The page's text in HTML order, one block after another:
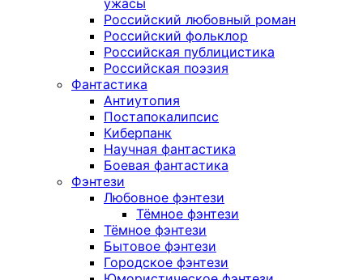
ужасы
Российский любовный роман
Российский фольклор
Российская публицистика
Российская поэзия
Фантастика
Антиутопия
Постапокалипсис
Киберпанк
Научная фантастика
Боевая фантастика
Фэнтези
Любовное фэнтези
Тёмное фэнтези
Тёмное фэнтези
Бытовое фэнтези
Городское фэнтези